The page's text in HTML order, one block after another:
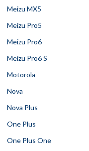
Meizu MX5
Meizu Pro5
Meizu Pro6
Meizu Pro6 S
Motorola
Nova
Nova Plus
One Plus
One Plus One